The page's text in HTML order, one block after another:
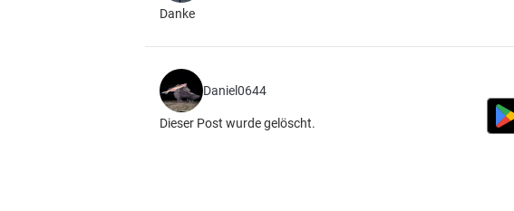
Danke
Daniel0644
Dieser Post wurde gelöscht.